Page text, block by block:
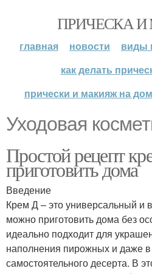
ПРИЧЕСКА
главная новости
виды
как делать
прически и макияж на
Уходовая
Простой рецепт
приготовить дома
Введение
Крем Д – это универсальный и
можно приготовить дома без
идеально подходит для
наполнения пирожных и даже в
самостоятельного десерта. В